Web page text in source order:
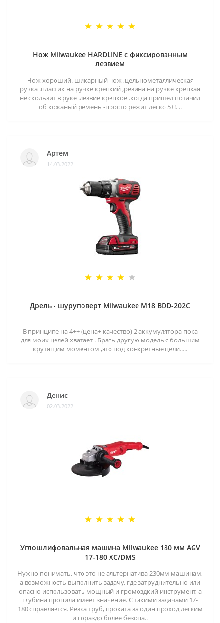
Нож Milwaukee HARDLINE с фиксированным
лезвием
Нож хороший. шикарный нож ,цельнометаллическая
ручка .пластик на ручке крепкий ,резина на ручке крепкая
не скользит в руке .лезвие крепкое .когда пришёл потачил
об кожаный ремень -просто режит легко 5+!. ..
Артем
14.03.2022
Дрель - шуруповерт Milwaukee M18 BDD-202C
В принципе на 4++ (цена+ качество) 2 аккумулятора пока
для моих целей хватает . Брать другую модель с большим
крутящим моментом ,это под конкретные цели.....
Денис
02.03.2022
Углошлифовальная машина Milwaukee 180 мм AGV
17-180 XC/DMS
Нужно понимать, что это не альтернатива 230мм машинам,
а возможность выполнить задачу, где затруднительно или
опасно использовать мощный и громоздкий инструмент, а
глубина пропила имеет значение. С такими задачами 17-
180 справляется. Резка труб, проката за один проход легким
и гораздо более безопа..